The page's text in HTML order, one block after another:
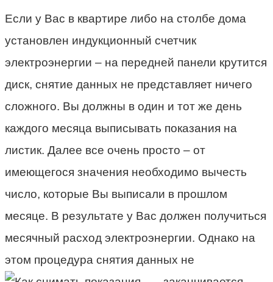
Если у Вас в квартире либо на столбе дома
установлен индукционный счетчик
электроэнергии – на передней панели крутится
диск, снятие данных не представляет ничего
сложного. Вы должны в один и тот же день
каждого месяца выписывать показания на
листик. Далее все очень просто – от
имеющегося значения необходимо вычесть
число, которые Вы выписали в прошлом
месяце. В результате у Вас должен получиться
месячный расход электроэнергии. Однако на
этом процедура снятия данных не